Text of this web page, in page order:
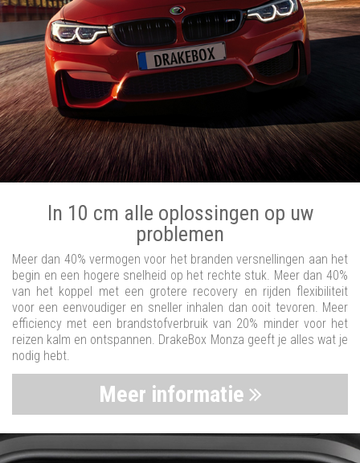
In 10 cm alle oplossingen op uw
problemen
Meer dan 40% vermogen voor het branden versnellingen aan het
begin en een hogere snelheid op het rechte stuk. Meer dan 40%
van het koppel met een grotere recovery en rijden flexibiliteit
voor een eenvoudiger en sneller inhalen dan ooit tevoren. Meer
efficiency met een brandstofverbruik van 20% minder voor het
reizen kalm en ontspannen. DrakeBox Monza geeft je alles wat je
nodig hebt.
Meer informatie